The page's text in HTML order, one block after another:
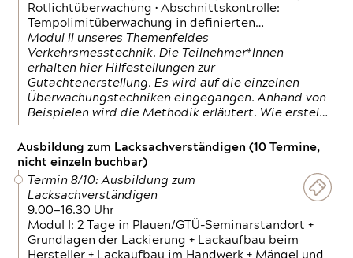
Rotlichtüberwachung • Abschnittskontrolle:
Tempolimitüberwachung in definierten…
Modul II unseres Themenfeldes
Verkehrsmesstechnik. Die Teilnehmer*Innen
erhalten hier Hilfestellungen zur
Gutachtenerstellung. Es wird auf die einzelnen
Überwachungstechniken eingegangen. Anhand von
Beispielen wird die Methodik erläutert. Wie erstel…
Ausbildung zum Lacksachverständigen (10 Termine,
nicht einzeln buchbar)
Termin 8/10: Ausbildung zum
Lacksachverständigen
9.00—16.30 Uhr
Modul I: 2 Tage in Plauen/GTÜ-Seminarstandort +
Grundlagen der Lackierung + Lackaufbau beim
Hersteller + Lackaufbau im Handwerk + Mängel und